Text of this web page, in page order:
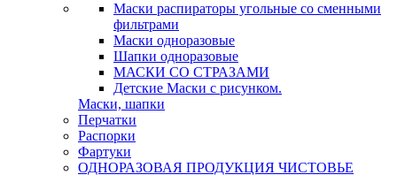
Маски распираторы угольные со сменными
фильтрами
Маски одноразовые
Шапки одноразовые
МАСКИ СО СТРАЗАМИ
Детские Маски с рисунком.
Маски, шапки
Перчатки
Распорки
Фартуки
ОДНОРАЗОВАЯ ПРОДУКЦИЯ ЧИСТОВЬЕ